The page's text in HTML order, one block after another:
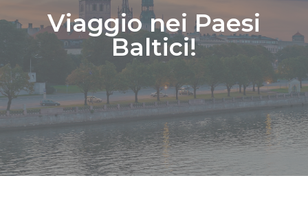
Viaggio nei Paesi
Baltici!